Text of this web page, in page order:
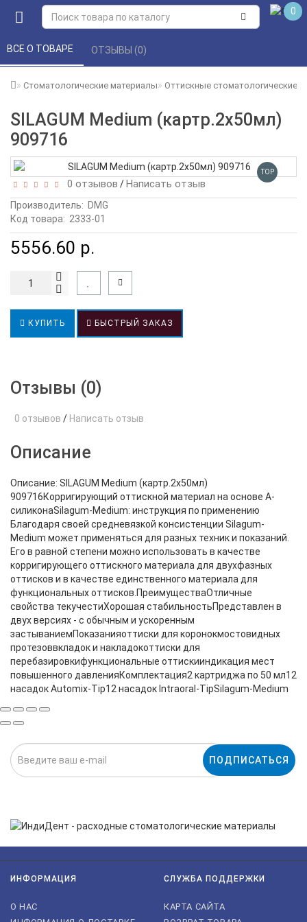
0
Стоматологические материалы Оттискные стоматологические
SILAGUM Medium (картр.2х50мл)
909716
ВСЕ О ТОВАРЕ ОТЗЫВЫ (0)
TOP
0 отзывов /Написать отзыв
Производитель: DMG
Код товара: 2333-01
5556.60 р.
КУПИТЬ БЫСТРЫЙ ЗАКАЗ
Отзывы (0)
0 отзывов / Написать отзыв
Описание
Описание: SILAGUM Medium (картр.2х50мл)
909716Корригирующий оттискной материал на основе А-
силиконаSilagum-Medium: инструкция по применению
Благодаря своей средневязкой консистенции Silagum-
Medium может применяться для разных техник и показаний.
Его в равной степени можно использовать в качестве
корригирующего оттискного материала для двухфазных
оттисков и в качестве единственного материала для
функциональных оттисков.ПреимуществаОтличные
свойства текучестиХорошая стабильностьПредставлен в
двух версиях - с обычным и ускоренным
застываниемПоказанияоттиски для коронокмостовидных
протезоввкладок и накладокоттиски для
перебазировкифункциональные оттискииндикация мест
повышенного давленияКомплектация2 картриджа по 50 мл12
насадок Automix-Tip12 насадок Intraoral-TipSilagum-Medium
ПОДПИСАТЬСЯ
ИНФОРМАЦИЯ
О НАС
СЛУЖБА ПОДДЕРЖКИ
КАРТА САЙТА